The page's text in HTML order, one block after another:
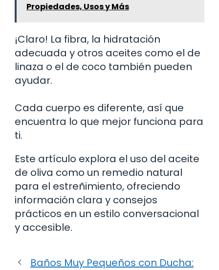
Propiedades, Usos y Más
¡Claro! La fibra, la hidratación
adecuada y otros aceites como el de
linaza o el de coco también pueden
ayudar.
Cada cuerpo es diferente, así que
encuentra lo que mejor funciona para
ti.
Este artículo explora el uso del aceite
de oliva como un remedio natural
para el estreñimiento, ofreciendo
información clara y consejos
prácticos en un estilo conversacional
y accesible.
Baños Muy Pequeños con Ducha: